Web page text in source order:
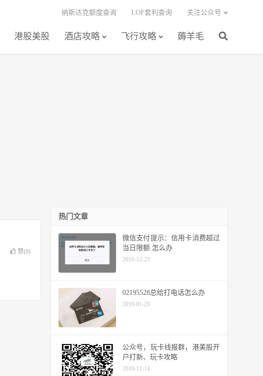
港股美股 酒店攻略 飞行攻略 薅羊毛
纳斯达克额度查询 LOF套利查询 关注公众号
赞(0)
热门文章
微信支付提示：信用卡消费超过
当日限额 怎么办
2018-12-23
02195528总给打电话怎么办
2019-01-29
公众号，玩卡线报群，港美股开
户打新、玩卡攻略
2019-11-14